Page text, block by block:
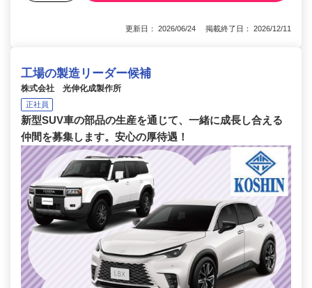
更新日： 2026/06/24 掲載終了日： 2026/12/11
工場の製造リーダー候補
株式会社 光伸化成製作所
正社員
新型SUV車の部品の生産を通じて、一緒に成長し合える
仲間を募集します。安心の厚待遇！